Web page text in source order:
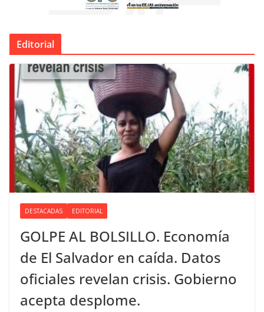
Editorial
DESTACADAS EDITORIAL
GOLPE AL BOLSILLO. Economía
de El Salvador en caída. Datos
oficiales revelan crisis. Gobierno
acepta desplome.